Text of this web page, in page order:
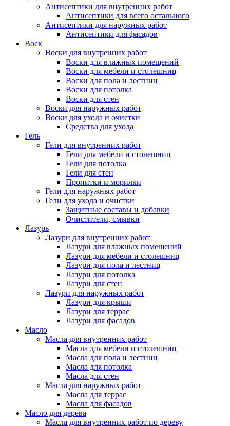
Антисептики для внутренних работ
Антисептики для всего остального
Антисептики для наружных работ
Антисептики для фасадов
Воск
Воски для внутренних работ
Воски для влажных помещений
Воски для мебели и столешниц
Воски для пола и лестниц
Воски для потолка
Воски для стен
Воски для наружных работ
Воски для ухода и очистки
Средства для ухода
Гель
Гели для внутренних работ
Гели для мебели и столешниц
Гели для потолка
Гели для стен
Пропитки и морилки
Гели для наружных работ
Гели для ухода и очистки
Защитные составы и добавки
Очистители, смывки
Лазурь
Лазури для внутренних работ
Лазури для влажных помещений
Лазури для мебели и столешниц
Лазури для пола и лестниц
Лазури для потолка
Лазури для стен
Лазури для наружных работ
Лазури для крыши
Лазури для террас
Лазури для фасадов
Масло
Масла для внутренних работ
Масла для мебели и столешниц
Масла для пола и лестниц
Масла для потолка
Масла для стен
Масла для наружных работ
Масла для террас
Масла для фасадов
Масло для дерева
Масла для внутренних работ по дереву